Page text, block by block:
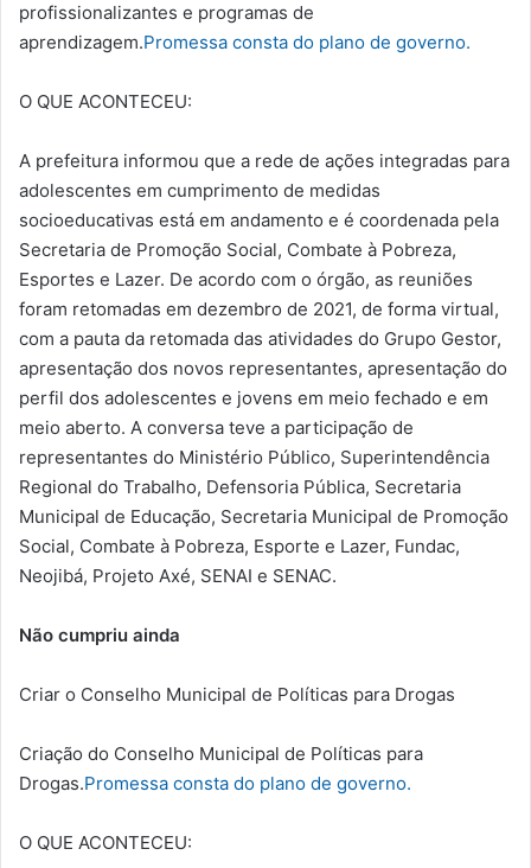
profissionalizantes e programas de
aprendizagem.Promessa consta do plano de governo.
O QUE ACONTECEU:
A prefeitura informou que a rede de ações integradas para
adolescentes em cumprimento de medidas
socioeducativas está em andamento e é coordenada pela
Secretaria de Promoção Social, Combate à Pobreza,
Esportes e Lazer. De acordo com o órgão, as reuniões
foram retomadas em dezembro de 2021, de forma virtual,
com a pauta da retomada das atividades do Grupo Gestor,
apresentação dos novos representantes, apresentação do
perfil dos adolescentes e jovens em meio fechado e em
meio aberto. A conversa teve a participação de
representantes do Ministério Público, Superintendência
Regional do Trabalho, Defensoria Pública, Secretaria
Municipal de Educação, Secretaria Municipal de Promoção
Social, Combate à Pobreza, Esporte e Lazer, Fundac,
Neojibá, Projeto Axé, SENAI e SENAC.
Não cumpriu ainda
Criar o Conselho Municipal de Políticas para Drogas
Criação do Conselho Municipal de Políticas para
Drogas.Promessa consta do plano de governo.
O QUE ACONTECEU: